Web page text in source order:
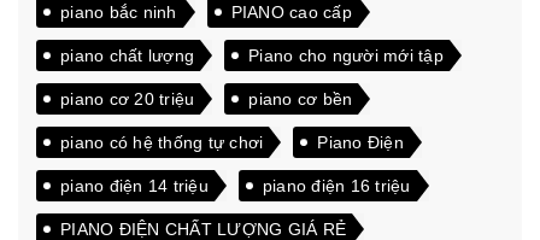
piano bắc ninh PIANO cao cấp
piano chất lượng Piano cho người mới tập
piano cơ 20 triệu piano cơ bền
piano có hệ thống tự chơi Piano Điện
piano điện 14 triệu piano điện 16 triệu
PIANO ĐIỆN CHẤT LƯỢNG GIÁ RẺ